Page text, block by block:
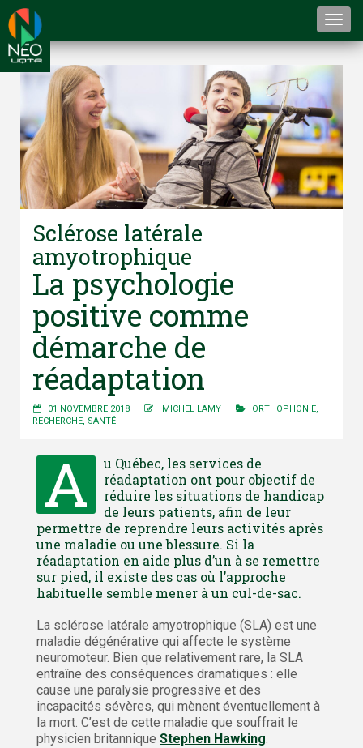
Sclérose latérale
amyotrophique
La psychologie
positive comme
démarche de
réadaptation
01 NOVEMBRE 2018 MICHEL LAMY ORTHOPHONIE,
RECHERCHE, SANTÉ
A
u Québec, les services de
réadaptation ont pour objectif de
réduire les situations de handicap
de leurs patients, afin de leur
permettre de reprendre leurs activités après
une maladie ou une blessure. Si la
réadaptation en aide plus d’un à se remettre
sur pied, il existe des cas où l’approche
habituelle semble mener à un cul-de-sac.
La sclérose latérale amyotrophique (SLA) est une
maladie dégénérative qui affecte le système
neuromoteur. Bien que relativement rare, la SLA
entraîne des conséquences dramatiques : elle
cause une paralysie progressive et des
incapacités sévères, qui mènent éventuellement à
la mort. C’est de cette maladie que souffrait le
physicien britannique Stephen Hawking.